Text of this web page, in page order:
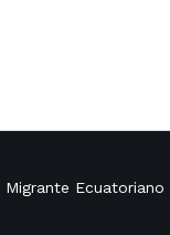
Migrante Ecuatoriano